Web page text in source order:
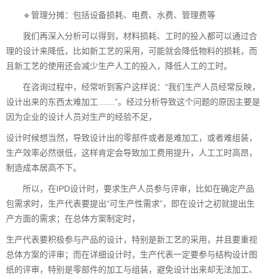
🔹管理分摊：包括设备损耗、电费、水费、管理费等
我们再深入分析可以得到，材料损耗、工时的投入都可以通过合
理的设计来降低，比如新工艺的采用，可能就会降低物料的损耗，而
且新工艺的使用还会减少生产人工的投入，降低人工的工时。
在咨询过程中，经常听到客户这样说：“我们生产人员经常反映，
设计出来的东西太难加工……”。经过分析导致这个问题的原因主要是
因为企业的设计人员对生产的经验不足，
设计时候想当然，导致设计出的零部件或者是难加工，或者难组装，
生产效率必然很低，这样肯定会导致加工费用提升，人工工时高昂，
制造成本居高不下。
所以，在IPD设计时，要求生产人员参与评审，比如在确定产品
包需求时，生产代表要提出“可生产性需求”，即在设计之初就提出生
产方面的需求；在总体方案制定时，
生产代表要积极参与产品的设计，特别是新工艺的采用，并且要重视
总体方案的评审；而在详细设计时，生产代表一定要参与结构设计图
纸的评审，特别是零部件的加工与组装，避免设计出来却无法加工、